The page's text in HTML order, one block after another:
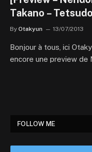
Takano –
By Otakyun 13/07/2013
Bonjour à tous, ici
encore une preview de
FOLLOW ME